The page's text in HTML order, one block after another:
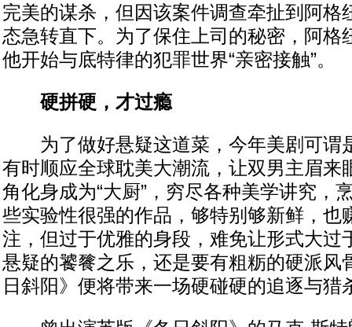
完美的谋杀，但因该案件调查牵扯到阿格
态急转直下。为了保住上司的秘密，阿格
他开始与底特律的犯罪世界“亲密接触”。
硬拼硬，才过瘾
为了做好悬疑这道菜，今年美剧可谓
有时顺应全球耽美大潮流，让双男主眉来
角化身成为“大厨”，穷尽各种美学讲究
些实验性很强的作品，够特别够新鲜，也
注，但过于优雅的身段，难免让形式大过
悬疑的饕餮之乐，还是要有粗粝的硬派风
日斜阳》便将带来一场硬碰硬的追逐与猎